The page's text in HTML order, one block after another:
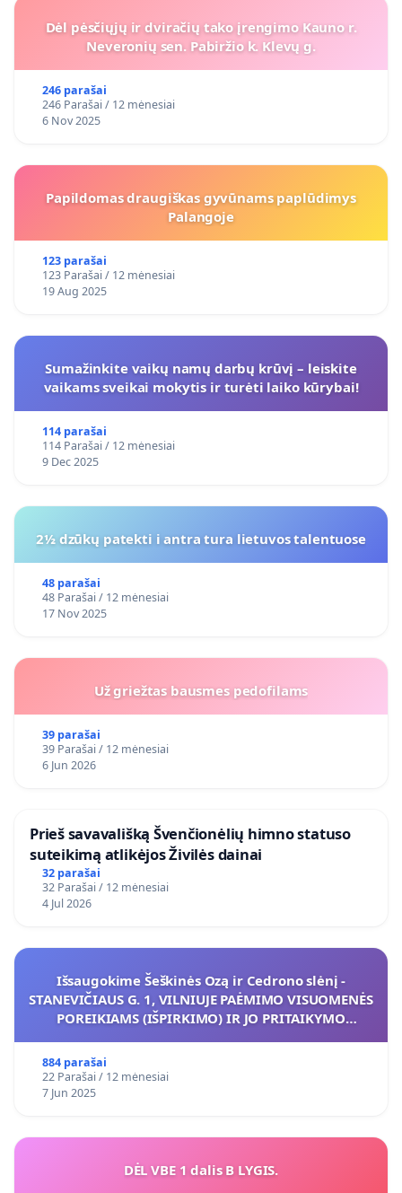
Dėl pėsčiųjų ir dviračių tako įrengimo Kauno r.
Neveronių sen. Pabiržio k. Klevų g.
246 parašai
246 Parašai / 12 mėnesiai
6 Nov 2025
Papildomas draugiškas gyvūnams paplūdimys
Palangoje
123 parašai
123 Parašai / 12 mėnesiai
19 Aug 2025
Sumažinkite vaikų namų darbų krūvį – leiskite
vaikams sveikai mokytis ir turėti laiko kūrybai!
114 parašai
114 Parašai / 12 mėnesiai
9 Dec 2025
2½ dzūkų patekti i antra tura lietuvos talentuose
48 parašai
48 Parašai / 12 mėnesiai
17 Nov 2025
Už griežtas bausmes pedofilams
39 parašai
39 Parašai / 12 mėnesiai
6 Jun 2026
​Prieš savavališką Švenčionėlių himno statuso
suteikimą atlikėjos Živilės dainai
32 parašai
32 Parašai / 12 mėnesiai
4 Jul 2026
Išsaugokime Šeškinės Ozą ir Cedrono slėnį -
STANEVIČIAUS G. 1, VILNIUJE PAĖMIMO VISUOMENĖS
POREIKIAMS (IŠPIRKIMO) IR JO PRITAIKYMO
884 parašai
22 Parašai / 12 mėnesiai
7 Jun 2025
DĖL VBE 1 dalis B LYGIS.